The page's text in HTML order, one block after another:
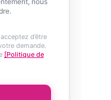
d’être
demande.
[Politique de